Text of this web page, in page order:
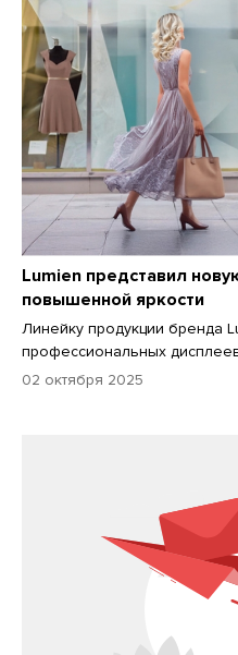
Lumien представил
повышенной яркости
Линейку продукции бренда
профессиональных
02 октября 2025